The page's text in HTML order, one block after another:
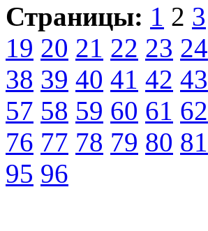
Страницы: 1 2 3
19 20 21 22 23 24
38 39 40 41 42 43
57 58 59 60 61 62
76 77 78 79 80 81
95 96